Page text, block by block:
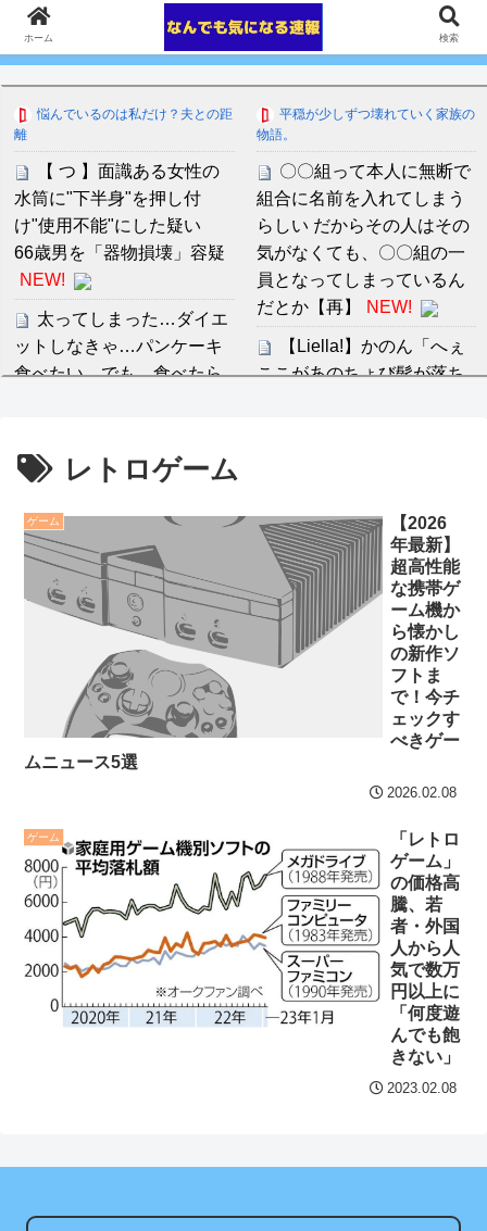
悩んでいるのは私だけ？夫との距
離
【 つ 】面識ある女性の
水筒に"下半身"を押し付
け"使用不能"にした疑い
66歳男を「器物損壊」容疑
NEW!
太ってしまった…ダイエ
ットしなきゃ…パンケーキ
食べたい…でも、食べたら
頑張ったしな…
NEW!
「つらいからもう辞めま
す…」←人が辞めすぎて倒
産する会社が5年連続増加
WWWWWWWWWWW NE
【あんこ】やる夫は神州
日乃本をダイスで旅をする
【なんちゃって武侠モノ】
第10話 口臭の話はするな！
られざる実像に迫る本発
売、デイリー記者執筆
NEW!
クレバテスⅡ-魔獣の王と
偽りの勇者伝承- 第4話 感
想：敵を探すよりトアの書
を餌に誘き出す作戦！
平穏が少しずつ壊れていく家族の
物語。
〇〇組って本人に無断で
組合に名前を入れてしまう
らしい だからその人はその
気がなくても、〇〇組の一
員となってしまっているん
だとか【再】
NEW!
【Liella!】かのん「へぇ
ここがあのちょび髭が落ち
衣装も下着になり露出度も
高くなるのでいいですよね
～！
セ・リーグ出塁回数ラン
キング 直近3週間｜2026年
8/3まで
【地獄のような聴聞会】
Ｗ杯１次Ｌ敗退の韓国 議員
ン・フンミン先発落ちは
すまん熊本やがコンビニ
に食品も水もない
ディズニーが「大課金時
代」に突入！アトラクショ
ンパスがどれもこれも1500
円の課金チケに
海外「日本よ、お前がナ
ンバーワンだ」 熊本地震直
後の日本の対応のスピード
【第7話予告】水10ドラ
ンディなクリスマスイヴ
レトロゲーム
ゲーム
【2026
年最新】
超高性能
な携帯ゲ
ーム機か
ら懐かし
の新作ソ
フトま
で！今チ
ェックす
べきゲー
ムニュース5選
2026.02.08
ゲーム
「レトロ
ゲーム」
の価格高
騰、若
者・外国
人から人
気で数万
円以上に
「何度遊
んでも飽
きない」
2023.02.08
ホーム 検索